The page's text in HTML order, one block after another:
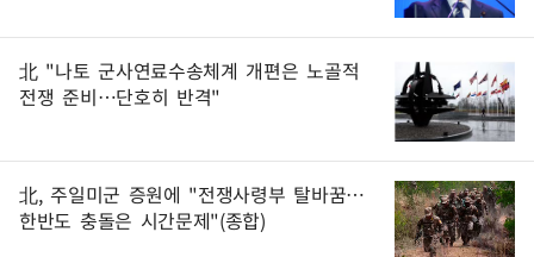
北 "나토 군사연료수송체계 개편은 노골적
전쟁 준비…단호히 반격"
北, 주일미군 증원에 "전쟁사령부 탈바꿈…
한반도 충돌은 시간문제"(종합)